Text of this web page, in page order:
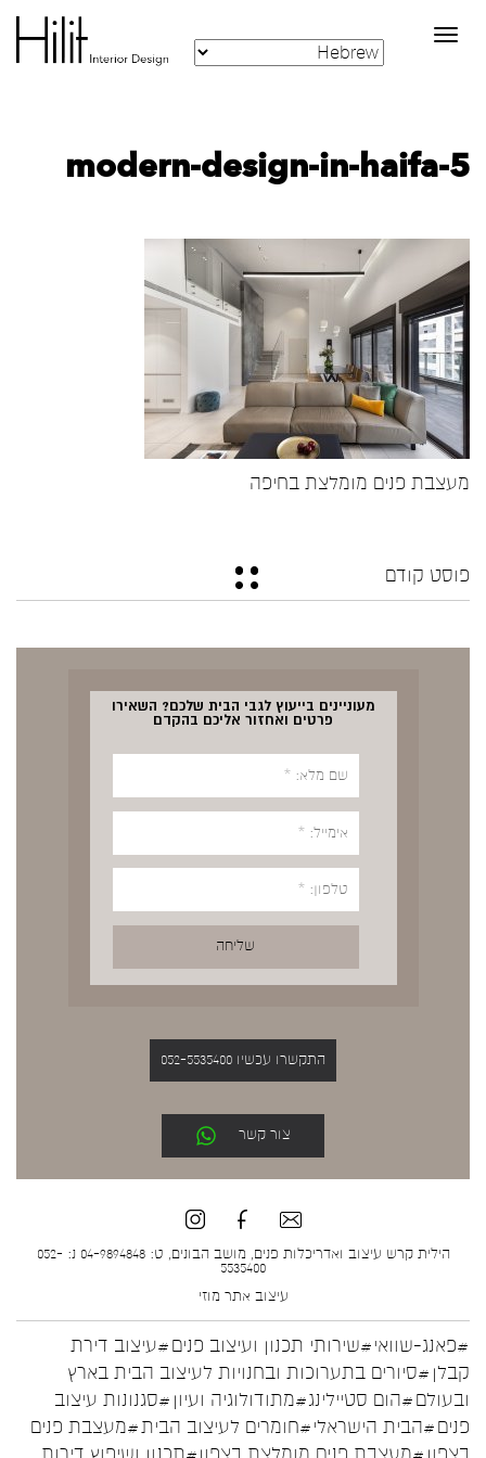
Toggle
navigation
modern-design-in-haifa-5
מעצבת פנים מומלצת בחיפה
פוסט קודם
מעוניינים בייעוץ לגבי הבית שלכם? השאירו
פרטים ואחזור אליכם בהקדם
התקשרו עכשיו 052-5535400
צור קשר
הילית קרש עיצוב ואדריכלות פנים, מושב הבונים, ט: 04-9894848 נ: 052-
5535400
עיצוב אתר מוזי
#פאנג-שוואי#שירותי תכנון ועיצוב פנים#עיצוב דירת
קבלן #סיורים בתערוכות ובחנויות לעיצוב הבית בארץ
ובעולם#הום סטיילינג#מתודולוגיה ועיון #סגנונות עיצוב
פנים#הבית הישראלי#חומרים לעיצוב הבית#מעצבת פנים